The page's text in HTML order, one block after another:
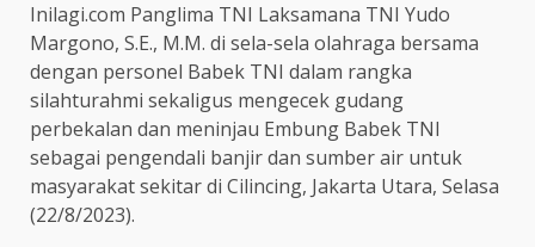
Inilagi.com Panglima TNI Laksamana TNI Yudo
Margono, S.E., M.M. di sela-sela olahraga bersama
dengan personel Babek TNI dalam rangka
silahturahmi sekaligus mengecek gudang
perbekalan dan meninjau Embung Babek TNI
sebagai pengendali banjir dan sumber air untuk
masyarakat sekitar di Cilincing, Jakarta Utara, Selasa
(22/8/2023).